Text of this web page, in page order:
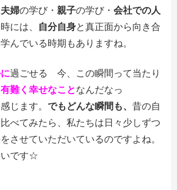
夫婦の学び・ 親子の学び・ 会社での人
には、 自分自身と真正面から向き合
んでいる時期もありますね。
過ごせる 今、この瞬間って当たり
有難く幸せなことなんだなっ
じます。 でもどんな瞬間も、 昔の自
べてみたら、私たちは日々少しずつ
させていただいているのですよね。
いです☆